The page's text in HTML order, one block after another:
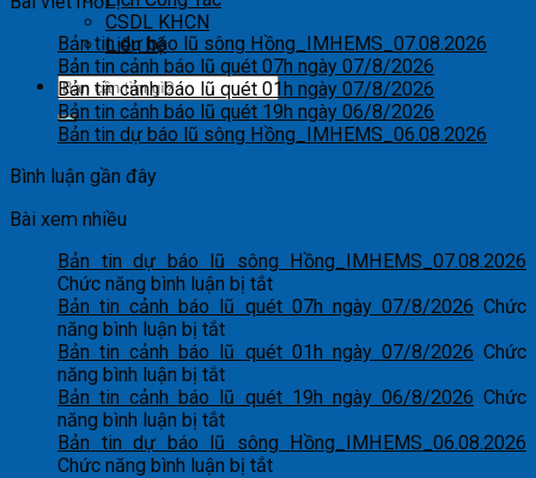
CSDL KHCN
Liên hệ
Bản tin dự báo lũ sông Hồng_IMHEMS_07.08.2026
Bản tin cảnh báo lũ quét 07h ngày 07/8/2026
Bản tin cảnh báo lũ quét 01h ngày 07/8/2026
Bản tin cảnh báo lũ quét 19h ngày 06/8/2026
Bản tin dự báo lũ sông Hồng_IMHEMS_06.08.2026
Bình luận gần đây
Bài xem nhiều
Bản tin dự báo lũ sông Hồng_IMHEMS_07.08.2026
Chức năng bình luận bị tắtở
Bản
dự
lũ
Hồng_IMHEMS_07.08.2026
Bản tin cảnh báo lũ quét 07h ngày 07/8/2026 Chức
năng bình luận bị tắtở
Bản
tin
cảnh
báo
lũ
quét
Bản tin cảnh báo lũ quét 01h ngày 07/8/2026 Chức
năng bình luận bị tắtở
Bản
tin
cảnh
báo
Bản tin cảnh báo lũ quét 19h ngày 06/8/2026 Chức
năng bình luận bị tắtở
Bản
tin
Bản tin dự báo lũ sông Hồng_IMHEMS_06.08.2026
Chức năng bình luận bị tắtở